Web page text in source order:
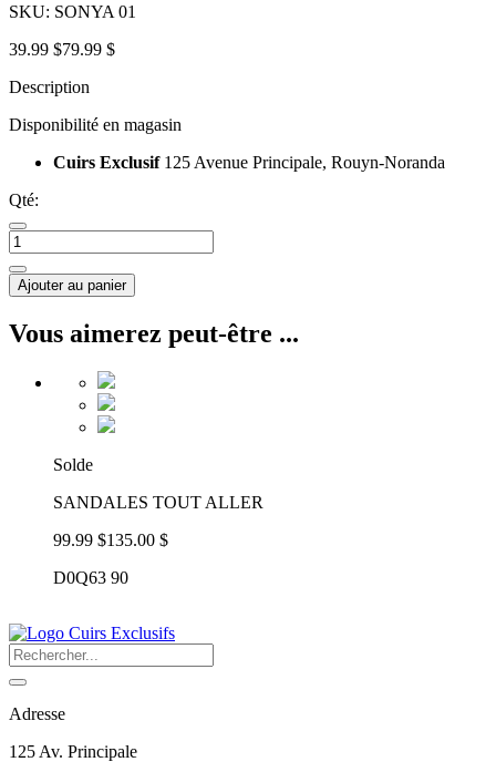
SKU: SONYA 01
39.99 $79.99 $
Description
Disponibilité en magasin
Cuirs Exclusif 125 Avenue Principale, Rouyn-Noranda
Qté:
Ajouter au panier
Vous aimerez peut-être ...
Solde
SANDALES TOUT ALLER
99.99 $135.00 $
D0Q63 90
Adresse
125 Av. Principale